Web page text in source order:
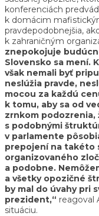
konferenciách
k domácim
pravdepodobnejšia,
k zahraničným
znepokojuje
Slovensko sa mení.
však nemali byť
neslúžia pravde,
mocou za každú
k tomu, aby sa od
zrnkom podozrenia,
s podobnými
v parlamente
prepojení na takéto
organizovaného
a podobne.
a všetky opozičné
by mal do úvahy pri
prezident,“ reagoval
situáciu.